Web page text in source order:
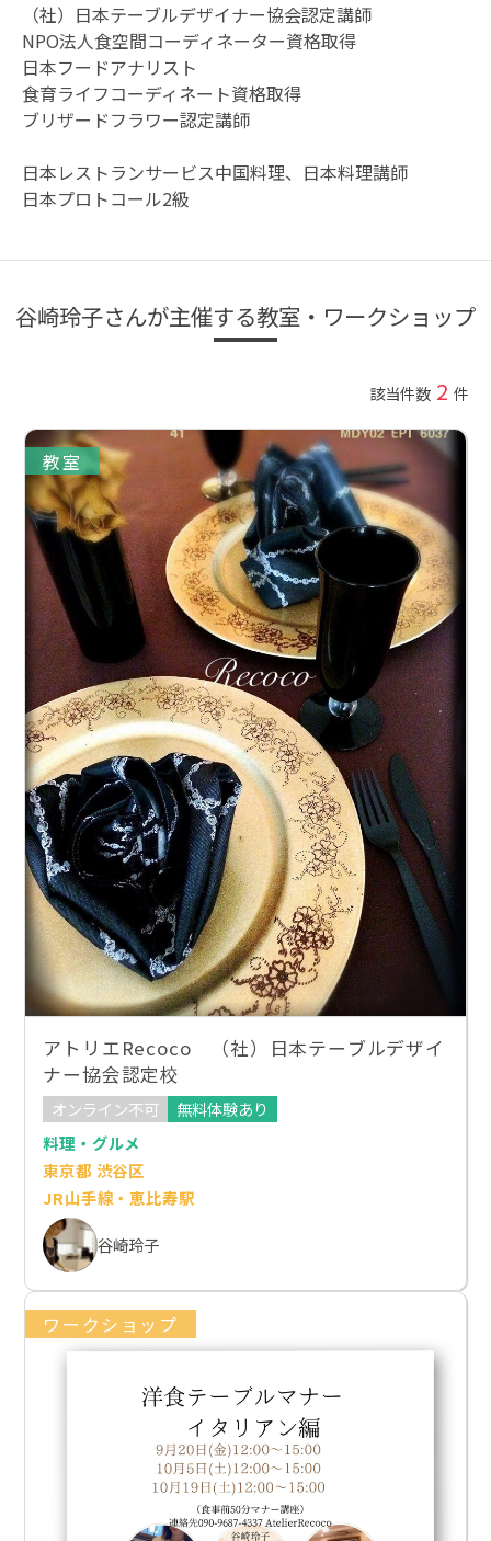
（社）日本テーブルデザイナー協会認定講師
NPO法人食空間コーディネーター資格取得
日本フードアナリスト
食育ライフコーディネート資格取得
ブリザードフラワー認定講師
日本レストランサービス中国料理、日本料理講師
日本プロトコール2級
谷崎玲子さんが主催する教室・ワークショップ
該当件数 2 件
教室
アトリエRecoco （社）日本テーブルデザイ
ナー協会認定校
オンライン不可
無料体験あり
料理・グルメ
東京都 渋谷区
JR山手線・恵比寿駅
谷崎玲子
ワークショップ